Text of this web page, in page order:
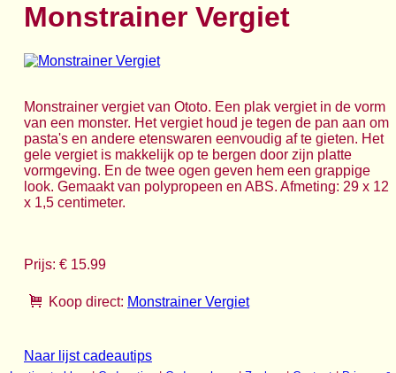
Monstrainer Vergiet
Monstrainer vergiet van Ototo. Een plak vergiet in de vorm
van een monster. Het vergiet houd je tegen de pan aan om
pasta's en andere etenswaren eenvoudig af te gieten. Het
gele vergiet is makkelijk op te bergen door zijn platte
vormgeving. En de twee ogen geven hem een grappige
look. Gemaakt van polypropeen en ABS. Afmeting: 29 x 12
x 1,5 centimeter.
Prijs: € 15.99
Koop direct: Monstrainer Vergiet
Naar lijst cadeautips